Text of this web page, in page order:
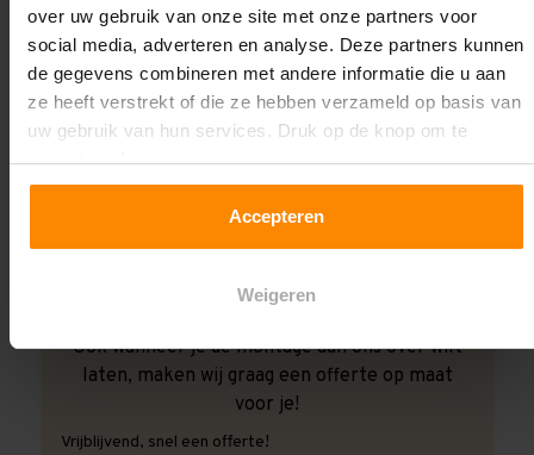
over uw gebruik van onze site met onze partners voor
social media, adverteren en analyse. Deze partners kunnen
de gegevens combineren met andere informatie die u aan
ze heeft verstrekt of die ze hebben verzameld op basis van
uw gebruik van hun services. Druk op de knop om te
accepteren!
Accepteren
Weigeren
Ook wanneer je de montage aan ons over wilt
laten, maken wij graag een offerte op maat
voor je!
Vrijblijvend, snel een offerte!